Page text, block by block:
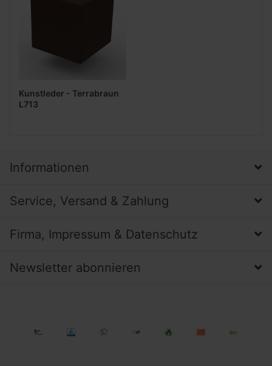
Kunstleder - Terrabraun
L713
Informationen
Service, Versand & Zahlung
Firma, Impressum & Datenschutz
Newsletter abonnieren